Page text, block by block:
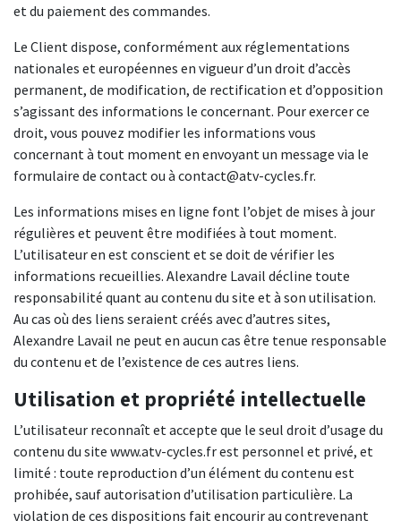
et du paiement des commandes.
Le Client dispose, conformément aux réglementations
nationales et européennes en vigueur d’un droit d’accès
permanent, de modification, de rectification et d’opposition
s’agissant des informations le concernant. Pour exercer ce
droit, vous pouvez modifier les informations vous
concernant à tout moment en envoyant un message via le
formulaire de contact ou à contact@atv-cycles.fr.
Les informations mises en ligne font l’objet de mises à jour
régulières et peuvent être modifiées à tout moment.
L’utilisateur en est conscient et se doit de vérifier les
informations recueillies. Alexandre Lavail décline toute
responsabilité quant au contenu du site et à son utilisation.
Au cas où des liens seraient créés avec d’autres sites,
Alexandre Lavail ne peut en aucun cas être tenue responsable
du contenu et de l’existence de ces autres liens.
Utilisation et propriété intellectuelle
L’utilisateur reconnaît et accepte que le seul droit d’usage du
contenu du site www.atv-cycles.fr est personnel et privé, et
limité : toute reproduction d’un élément du contenu est
prohibée, sauf autorisation d’utilisation particulière. La
violation de ces dispositions fait encourir au contrevenant